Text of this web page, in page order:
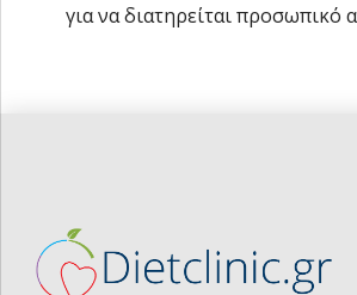
για να διατηρείται προσωπικό